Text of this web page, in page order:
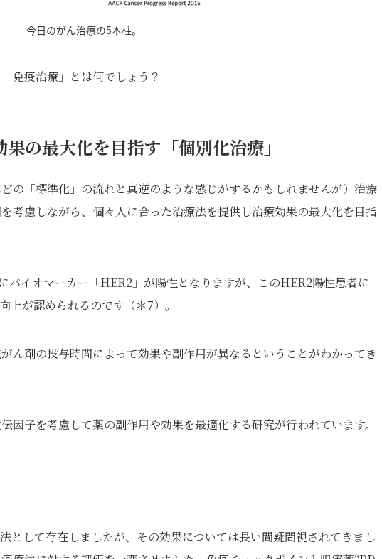
今日のがん治療の5本柱。
免疫治療」とは何でしょう？
の最大化を目指す「個別化治療」
どの「標準化」の流れと真逆のような感じがするかもしれませんが） 治療
考慮しながら、個々人に合った治療法を提供し治療効果の最大化を目指
バイオマーカー「HER2」が陽性となりますが、このHER2陽性患者に
上が認められるのです （＊7） 。
ん剤の投与時間によって効果や副作用が異なるということがわかってき
因子を考慮して薬の副作用や効果を最適化する研究が行われています。
として存在しましたが、その効果については長い間疑問視されてきまし